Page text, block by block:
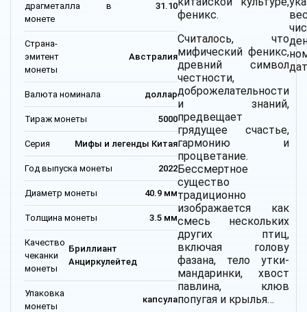
драгметалла в
монете
31.10
Страна-
эмитент
монеты
Австралия
Валюта номинала доллар
Тираж монеты 5000
Серия Мифы и легенды Китая
Год выпуска монеты 2022
Диаметр монеты 40.9 мм
Толщина монеты 3.5 мм
Качество
чеканки
монеты
Бриллиант
Анциркулейтед
Упаковка
монеты
капсула
феникс.
Считалось, что
мифический феникс,
древний символ
честности,
доброжелательности
и знаний,
предвещает
грядущее счастье,
гармонию и
процветание.
Бессмертное
существо
традиционно
изображается как
смесь нескольких
других птиц,
включая голову
фазана, тело утки-
мандаринки, хвост
павлина, клюв
попугая и крылья…